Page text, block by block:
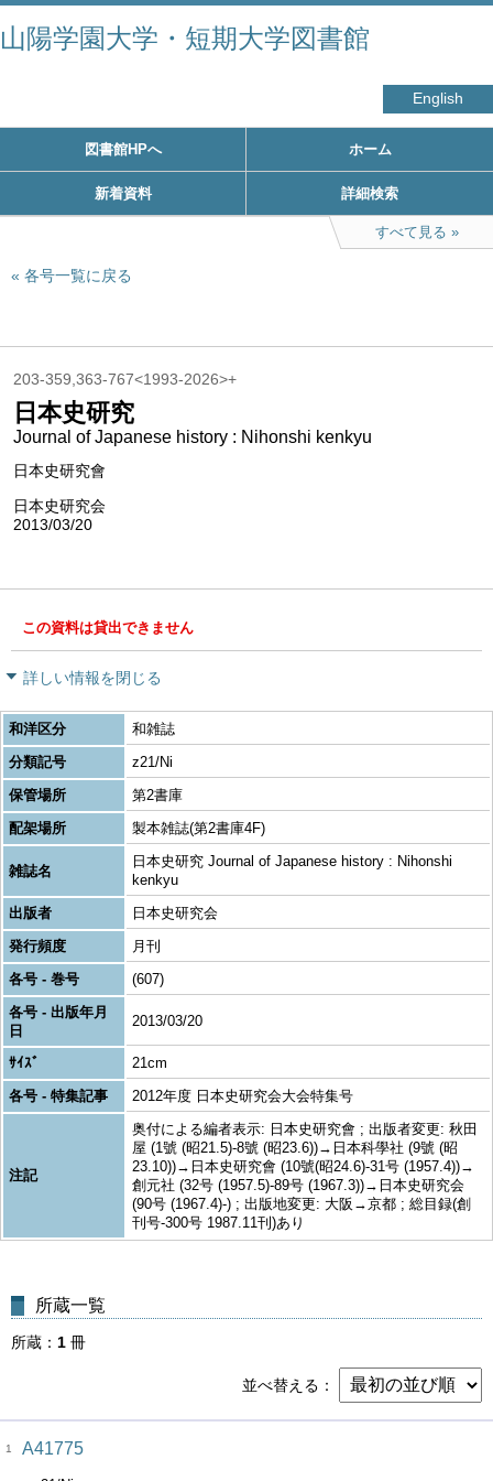
山陽学園大学・短期大学図書館
English
図書館HPへ ホーム
新着資料 詳細検索
すべて見る
各号一覧に戻る
203-359,363-767<1993-2026>+
日本史研究
Journal of Japanese history : Nihonshi kenkyu
日本史研究會
日本史研究会
2013/03/20
この資料は貸出できません
詳しい情報を閉じる
和洋区分
和雑誌
分類記号
z21/Ni
保管場所
第2書庫
配架場所
製本雑誌(第2書庫4F)
雑誌名
日本史研究 Journal of Japanese history : Nihonshi
kenkyu
出版者
日本史研究会
発行頻度
月刊
各号 - 巻号
(607)
各号 - 出版年月
日
2013/03/20
ｻｲｽﾞ
21cm
各号 - 特集記事
2012年度 日本史研究会大会特集号
注記
奥付による編者表示: 日本史研究會 ; 出版者変更: 秋田
屋 (1號 (昭21.5)-8號 (昭23.6))→日本科學社 (9號 (昭
23.10))→日本史研究會 (10號(昭24.6)-31号 (1957.4))→
創元社 (32号 (1957.5)-89号 (1967.3))→日本史研究会
(90号 (1967.4)-) ; 出版地変更: 大阪→京都 ; 総目録(創
刊号-300号 1987.11刊)あり
所蔵一覧
所蔵 1 冊
並べ替える
1 A41775